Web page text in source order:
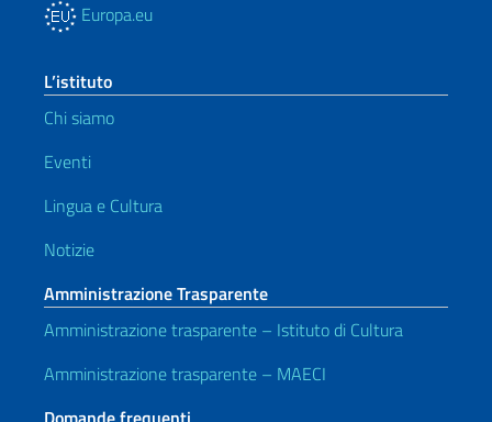
Europa.eu
L’istituto
Chi siamo
Eventi
Lingua e Cultura
Notizie
Amministrazione Trasparente
Amministrazione trasparente – Istituto di Cultura
Amministrazione trasparente – MAECI